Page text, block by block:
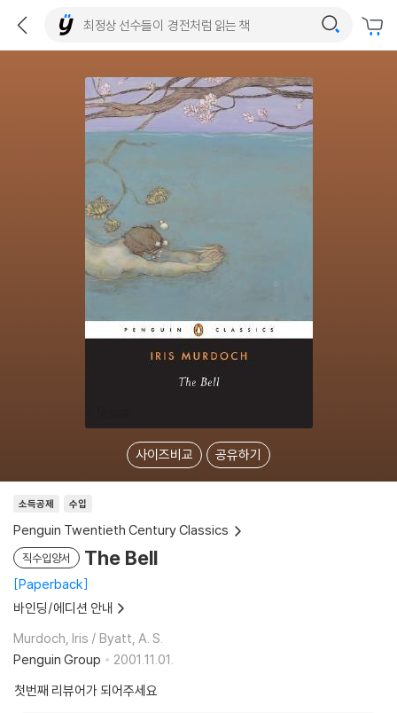
사이즈비교 공유하기
소득공제 수입
Penguin Twentieth Century Classics
직수입양서 The Bell
Paperback
바인딩/에디션 안내
Murdoch, Iris / Byatt, A. S.
Penguin Group
2001.11.01.
첫번째 리뷰어가 되어주세요